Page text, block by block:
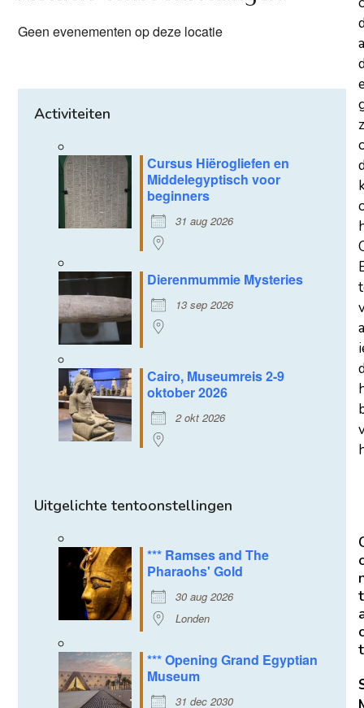
Geen evenementen op deze locatie
Activiteiten
Cursus Hiërogliefen en
Middelegyptisch voor
beginners
31 aug 2026
Dierenmummie Mysteries
13 sep 2026
Cairo, Museumreis 2-9
oktober 2026
2 okt 2026
Uitgelichte tentoonstellingen
*** Ramses and The
Pharaohs' Gold
30 aug 2026
Londen
*** Opening Grand Egyptian
Museum
31 dec 2030
t
t